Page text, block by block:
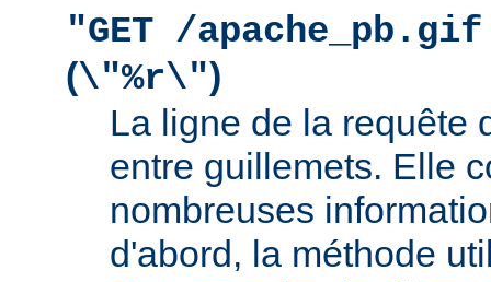
"GET /
(\"%r\")
La ligne de la requête
entre guillemets. Elle
nombreuses
d'abord, la méthode